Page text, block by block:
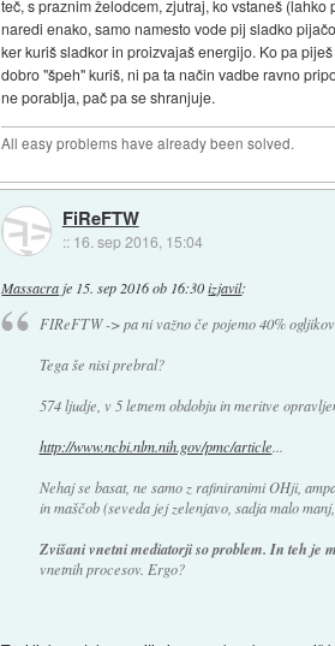
teč, s praznim želodcem, zjutraj, ko vstaneš
naredi enako, samo namesto vode pij sladko
ker kuriš sladkor in proizvajaš energijo. Ko pa
dobro "špeh" kuriš, ni pa ta način vadbe ravno
ne porablja, pač pa se shranjuje.
All easy problems have already been solved.
FiReFTW
:: 16. sep 2016, 15:04
Massacra je 15. sep 2016 ob 16:30 izjavil:
FIReFTW ->pa ni važno če pojemo 40%
Tega še nisi prebral?
574 ljudje, v 5 letnem obdobju in meritve
http://www.ncbi.nlm.nih.gov/pmc/article...
Nehaj se basat, ne samo z rafiniranimi OHji,
in maščob (seveda jej zelenjavo, sadja malo
Zvišani vnetni mediatorji so problem. In teh je
vnetnih procesov. Ergo?